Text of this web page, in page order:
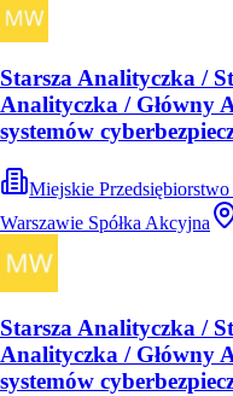
Starsza Analityczka /
Analityczka / Główny
systemów
Miejskie
Warszawie Spółka Akcyjna
Starsza Analityczka /
Analityczka / Główny
systemów